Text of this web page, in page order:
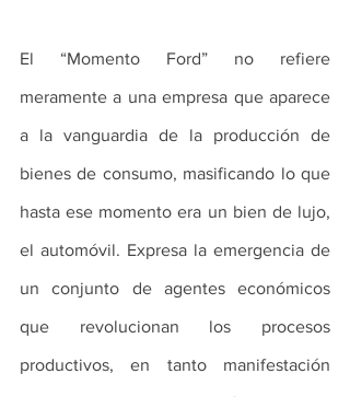
El “Momento Ford” no refiere
meramente a una empresa que aparece
a la vanguardia de la producción de
bienes de consumo, masificando lo que
hasta ese momento era un bien de lujo,
el automóvil. Expresa la emergencia de
un conjunto de agentes económicos
que revolucionan los procesos
productivos, en tanto manifestación